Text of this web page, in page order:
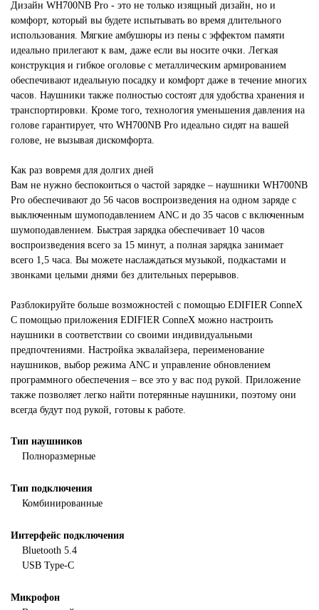
Дизайн WH700NB Pro - это не только изящный дизайн, но и
комфорт, который вы будете испытывать во время длительного
использования. Мягкие амбушюры из пены с эффектом памяти
идеально прилегают к вам, даже если вы носите очки. Легкая
конструкция и гибкое оголовье с металлическим армированием
обеспечивают идеальную посадку и комфорт даже в течение многих
часов. Наушники также полностью состоят для удобства хранения и
транспортировки. Кроме того, технология уменьшения давления на
голове гарантирует, что WH700NB Pro идеально сидят на вашей
голове, не вызывая дискомфорта.
Как раз вовремя для долгих дней
Вам не нужно беспокоиться о частой зарядке – наушники WH700NB
Pro обеспечивают до 56 часов воспроизведения на одном заряде с
выключенным шумоподавлением ANC и до 35 часов с включенным
шумоподавлением. Быстрая зарядка обеспечивает 10 часов
воспроизведения всего за 15 минут, а полная зарядка занимает
всего 1,5 часа. Вы можете наслаждаться музыкой, подкастами и
звонками целыми днями без длительных перерывов.
Разблокируйте больше возможностей с помощью EDIFIER ConneX
С помощью приложения EDIFIER ConneX можно настроить
наушники в соответствии со своими индивидуальными
предпочтениями. Настройка эквалайзера, переименование
наушников, выбор режима ANC и управление обновлением
программного обеспечения – все это у вас под рукой. Приложение
также позволяет легко найти потерянные наушники, поэтому они
всегда будут под рукой, готовы к работе.
Тип наушников
Полноразмерные
Тип подключения
Комбинированные
Интерфейс подключения
Bluetooth 5.4
USB Type-C
Микрофон